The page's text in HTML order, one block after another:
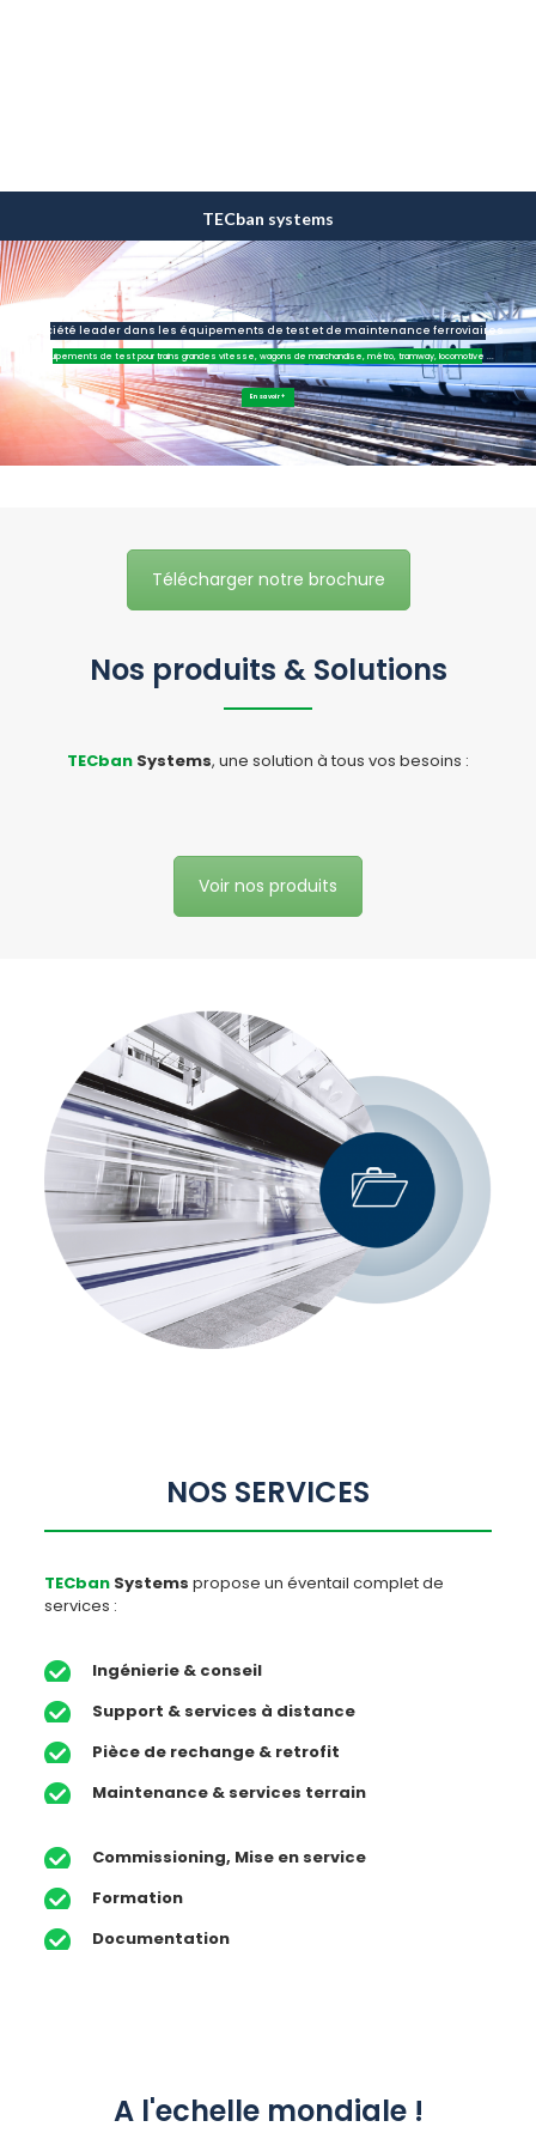
TECban systems
Société leader dans les équipements de test et de maintenance ferroviaires
Equipements de test pour trains grandes vitesse, wagons de marchandise, métro, tramway, locomotive ...
En savoir +
Télécharger notre brochure
Nos produits & Solutions
TECban Systems, une solution à tous vos besoins :
Voir nos produits
NOS SERVICES
TECbanSystems propose un éventail complet de
services :
Ingénierie & conseil
Support & services à distance
Pièce de rechange & retrofit
Maintenance & services terrain
Commissioning, Mise en service
Formation
Documentation
A l'echelle mondiale !